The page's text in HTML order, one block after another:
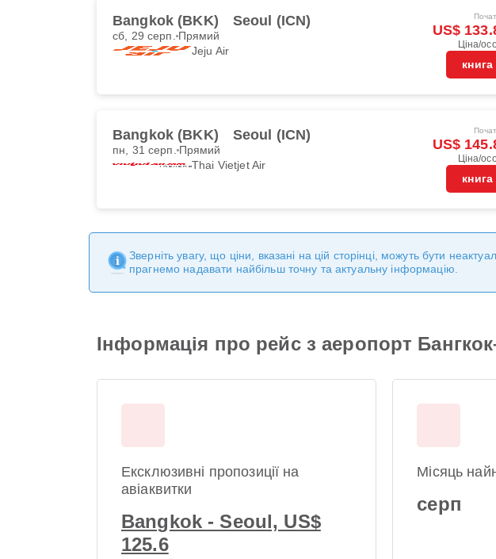
Bangkok (BKK) Seoul (ICN)
сб, 29 серп. Прямий
Jeju Air
US$
Ціна/
книга
Bangkok (BKK) Seoul (ICN)
пн, 31 серп. Прямий
Thai Vietjet Air
US$
Ціна/
книга
Зверніть увагу, що ціни, вказані на цій сторінці, можуть бути
прагнемо надавати найбільш точну та актуальну інформацію.
Інформація про рейс з аеропорт
Ексклюзивні пропозиції на
авіаквитки
Bangkok - Seoul, US$
125.6
Місяць
серп